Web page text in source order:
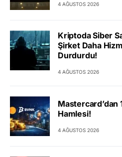
4 AĞUSTOS 2026
Kriptoda Siber
Şirket Daha
Durdurdu!
4 AĞUSTOS 2026
Mastercard’dan
Hamlesi!
4 AĞUSTOS 2026